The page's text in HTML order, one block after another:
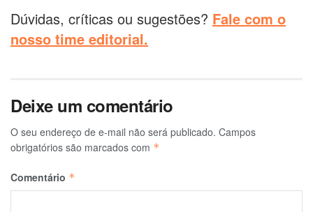
Dúvidas, críticas ou sugestões? Fale com o
nosso time editorial.
Deixe um comentário
O seu endereço de e-mail não será publicado. Campos
obrigatórios são marcados com *
Comentário *